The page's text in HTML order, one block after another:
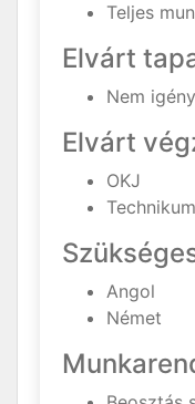
Teljes
Elvárt
Nem
Elvárt
OKJ
Technikum
Angol
Német